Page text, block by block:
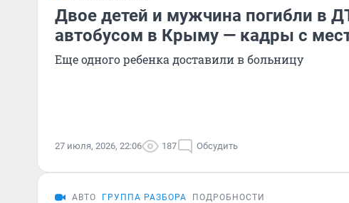
Двое детей и мужчина погибли в
автобусом в Крыму — кадры с
Еще одного ребенка доставили в больницу
27 июля, 2026, 22:06 187 Обсудить
АВТО ГРУППА РАЗБОРА ПОДРОБНОСТИ